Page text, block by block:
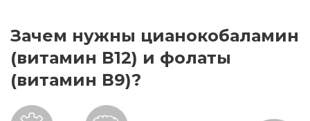
Зачем нужны цианокобаламин
(витамин В12) и фолаты
(витамин В9)?